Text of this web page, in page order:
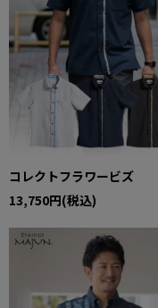
コレクトフラワービズ
13,750円(税込)